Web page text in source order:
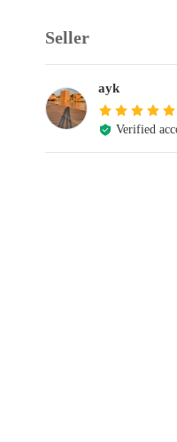
Seller
ayk
Verified